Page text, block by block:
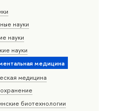
науки
науки
науки
медицина
медицина
биотехнологии